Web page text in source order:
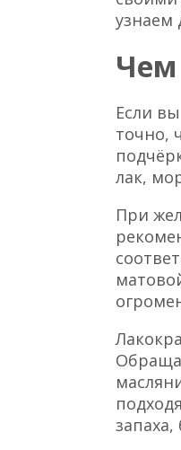
узнаем
Чем
Если
точно,
лак,
При